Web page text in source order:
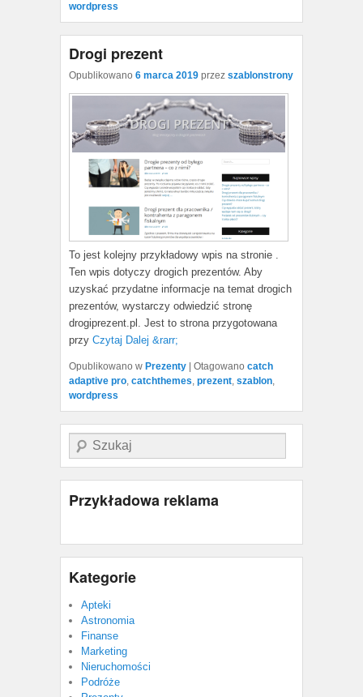
wordpress
Drogi prezent
Opublikowano 6 marca 2019 przez szablonstrony
To jest kolejny przykładowy wpis na stronie .
Ten wpis dotyczy drogich prezentów. Aby
uzyskać przydatne informacje na temat drogich
prezentów, wystarczy odwiedzić stronę
drogiprezent.pl. Jest to strona przygotowana
przy Czytaj Dalej &rarr;
Opublikowano w Prezenty Otagowano catch
adaptive pro, catchthemes, prezent, szablon,
wordpress
Szukaj
Przykładowa reklama
Kategorie
Apteki
Astronomia
Finanse
Marketing
Nieruchomości
Podróże